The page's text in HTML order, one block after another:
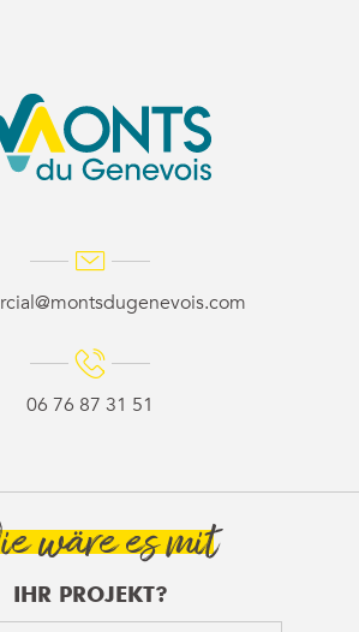
06 76 87 31 51
wäre es mit
IHR PROJEKT?